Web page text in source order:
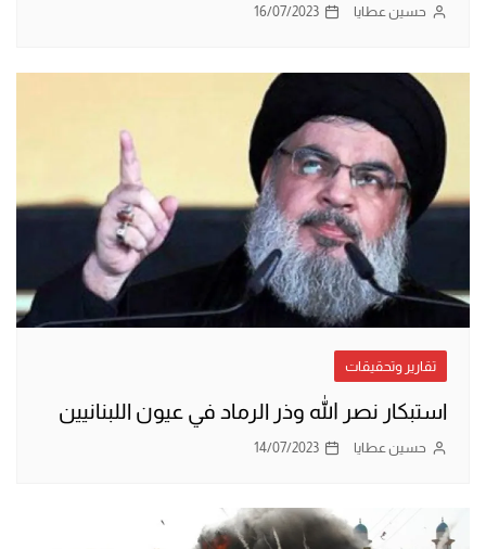
حسين عطايا 16/07/2023
تقارير وتحقيقات
استبكار نصر الله وذر الرماد في عيون اللبنانيين
حسين عطايا 14/07/2023